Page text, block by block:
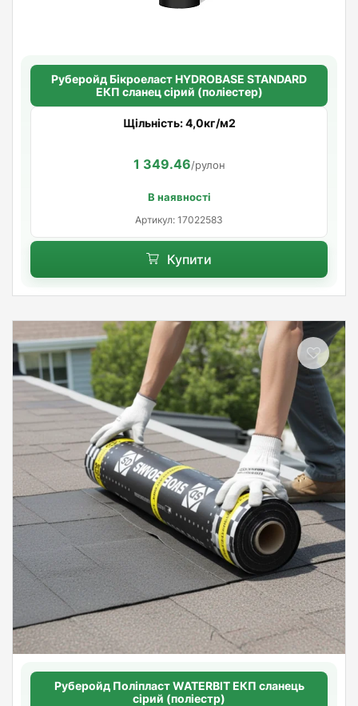
Руберойд Бiкроеласт HYDROBASE STANDARD
ЕКП сланец сірий (поліестер)
Щільність: 4,0кг/м2
1 349.46/рулон
В наявності
Артикул: 17022583
Купити
Руберойд Полiпласт WATERBIT ЕКП сланець
сірий (поліестр)